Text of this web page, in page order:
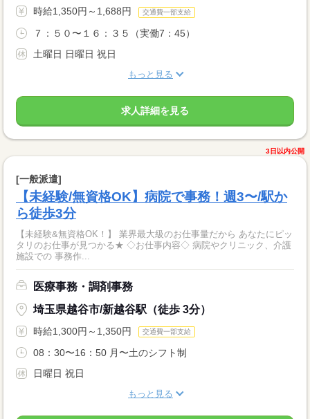
時給1,350円～1,688円 交通費一部支給
７：５０〜１６：３５（実働7：45）
土曜日 日曜日 祝日
もっと見る
求人詳細を見る
3日以内公開
[一般派遣]
【未経験/無資格OK】病院で事務！週3〜/駅か
ら徒歩3分
【未経験&無資格OK！】 業界最大級のお仕事量だから あなたにピッ
タリのお仕事が見つかる★ ◇お仕事内容◇ 病院やクリニック、介護
施設での 事務作...
医療事務・調剤事務
埼玉県越谷市/新越谷駅（徒歩 3分）
時給1,300円～1,350円 交通費一部支給
08：30〜16：50 月〜土のシフト制
日曜日 祝日
もっと見る